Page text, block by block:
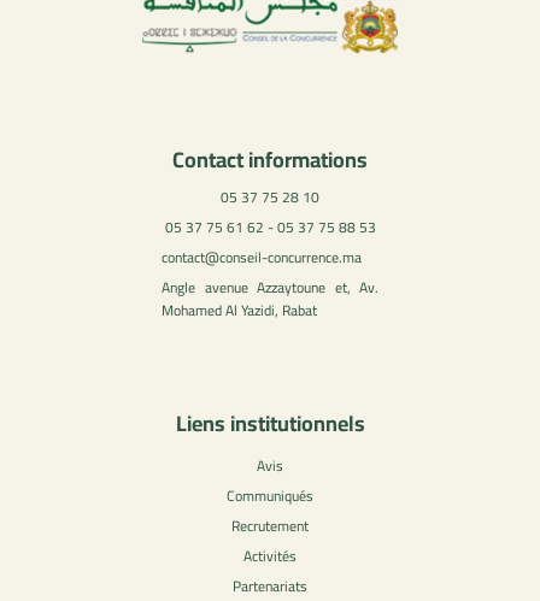
Contact informations
05 37 75 28 10
05 37 75 61 62 - 05 37 75 88 53
contact@conseil-concurrence.ma
Angle avenue Azzaytoune et, Av.
Mohamed Al Yazidi, Rabat
Liens institutionnels
Avis
Communiqués
Recrutement
Activités
Partenariats